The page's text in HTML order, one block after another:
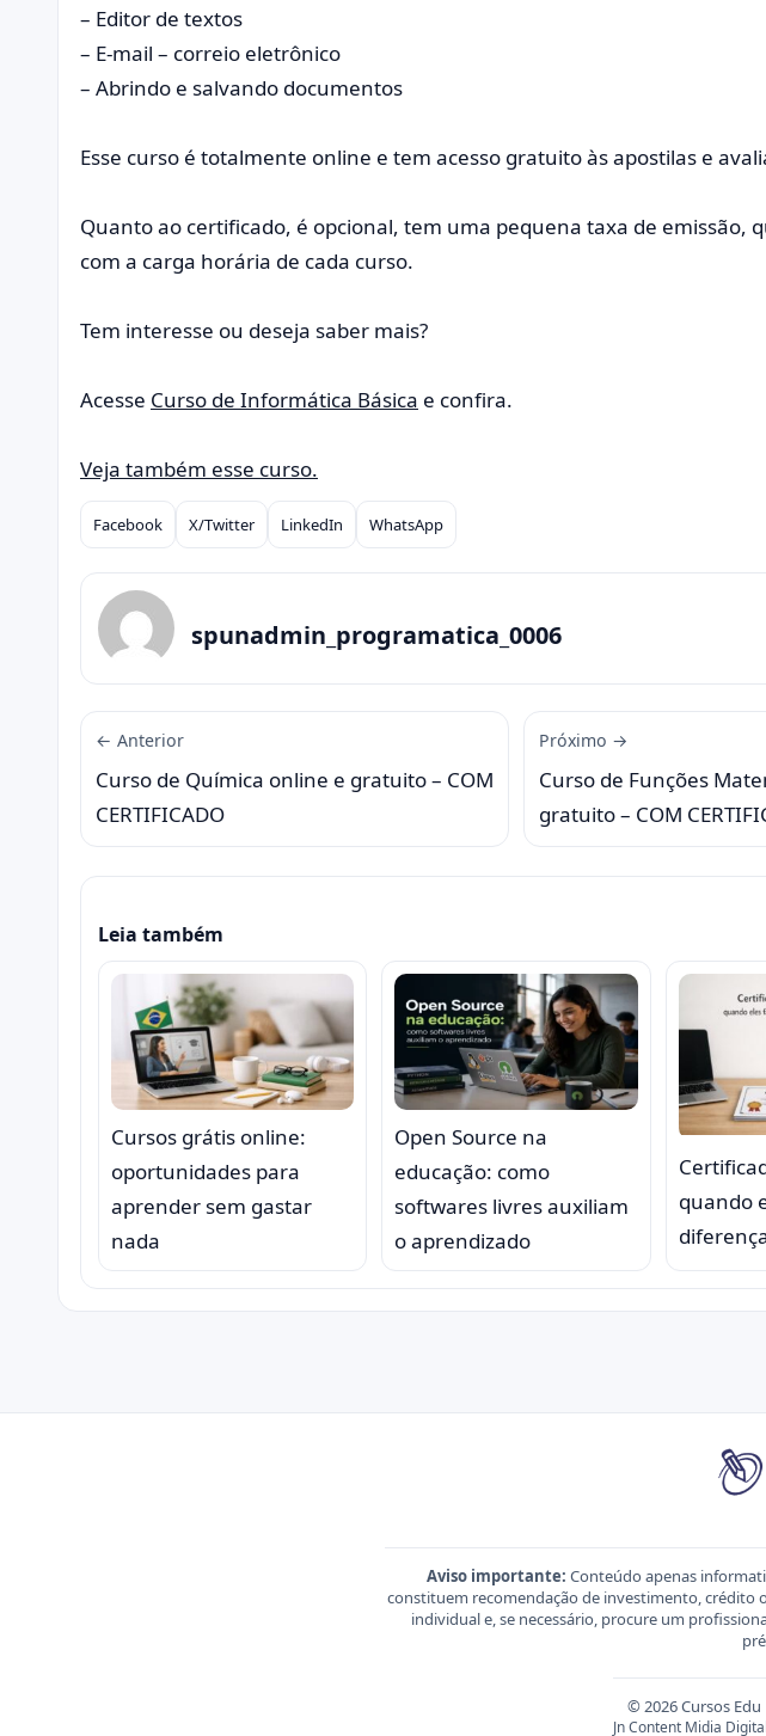
– Editor de textos
– E-mail – correio eletrônico
– Abrindo e salvando documentos
Esse curso é totalmente online e tem acesso gratuito às apostilas e
Quanto ao certificado, é opcional, tem uma pequena taxa de emissão,
com a carga horária de cada curso.
Tem interesse ou deseja saber mais?
Acesse Curso de Informática Básica e confira.
Veja também esse curso.
Compartilhar
Facebook X/Twitter LinkedIn WhatsApp
spunadmin_programatica_0006
← Anterior
Curso de Química online e gratuito – COM
CERTIFICADO
Próximo →
Curso de Funções
gratuito – COM
Leia também
Cursos grátis online:
oportunidades para
aprender sem gastar
nada
Open Source na
educação: como
softwares livres auxiliam
o aprendizado
quando
Aviso importante: Conteúdo apenas
constituem recomendação de investimento, crédito
individual e, se necessário, procure um
© 2026 Cursos
Jn Content Midia